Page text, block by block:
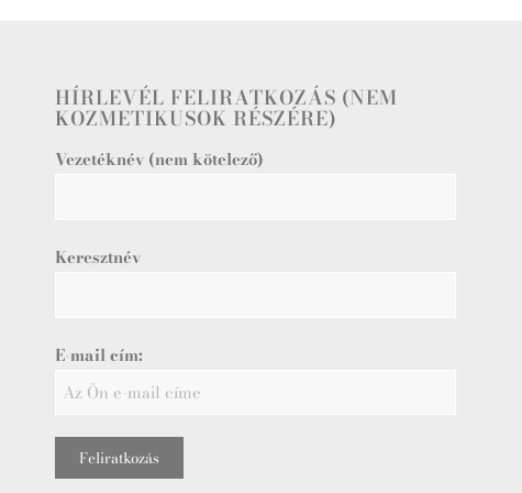
HÍRLEVÉL FELIRATKOZÁS (NEM
KOZMETIKUSOK RÉSZÉRE)
Vezetéknév (nem kötelező)
Keresztnév
E-mail cím: